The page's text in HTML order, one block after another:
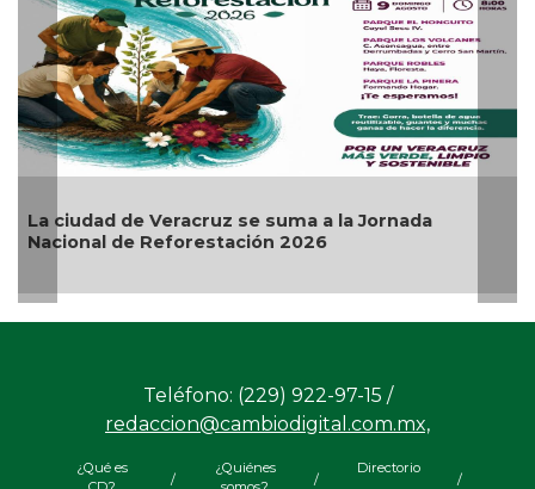
ciudad de Veracruz se suma a la Jornada
de Reforestación 2026
Teléfono: (229) 922-97-15 /
redaccion@cambiodigital.com.mx,
¿Qué es
/
¿Quiénes
/
Directorio
/